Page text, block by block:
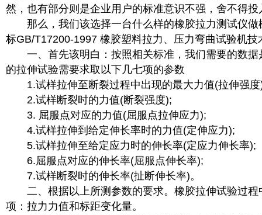
然，也有部分则是企业用户的标准意识不强，舍不得投
那么，我们该选择一台什么样的橡胶拉力测试仪做
标GB/T17200-1997 橡胶塑料拉力、压力弯曲试验机技
一、首先该明白：按照相关标准，我们需要的数据
的拉伸试验需要求取以下几七项的参数
1.试样拉伸至断裂过程中出现的最大力值(拉伸强度
2.试样断裂时的力值(断裂强度);
3. 屈服点对应的力值(屈服点拉伸应力);
4.试样拉伸到给定伸长率时的力值(定伸应力);
5.试样拉伸至给定应力时的伸长率(定应力伸长率);
6.屈服点对应的伸长率(屈服点伸长率);
7.试样断裂时的伸长率(扯断伸长率)。
二、根据以上所测参数的要求。橡胶拉伸试验过程
项：拉力力值和标距变化量。